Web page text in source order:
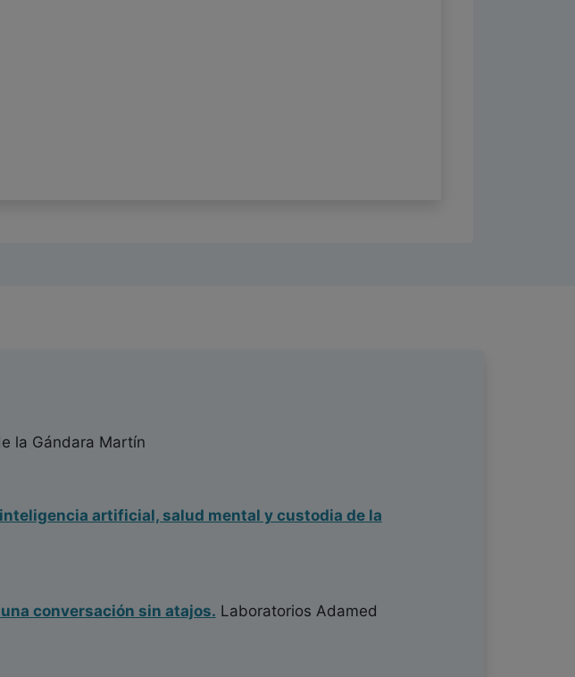
la Gándara Martín
artificial, salud mental y custodia de la
conversación sin atajos. Laboratorios Adamed